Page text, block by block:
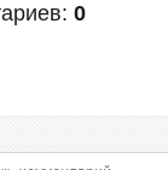
: 0